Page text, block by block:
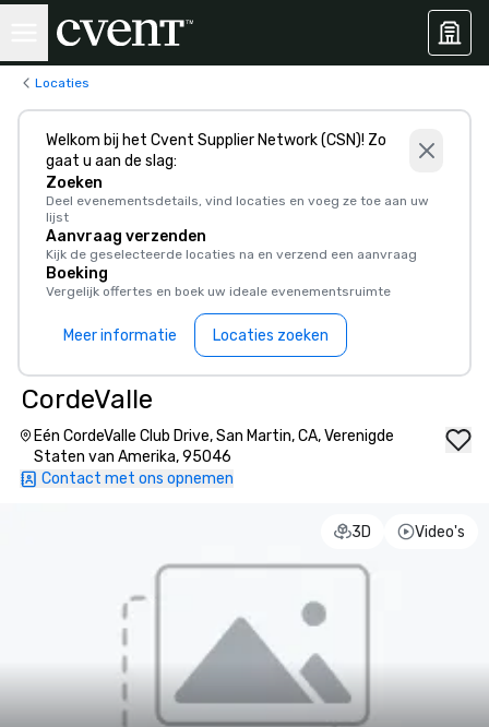
Locaties
Welkom bij het Cvent Supplier Network (CSN)! Zo
gaat u aan de slag:
Zoeken
Deel evenementsdetails, vind locaties en voeg ze toe aan uw
lijst
Aanvraag verzenden
Kijk de geselecteerde locaties na en verzend een aanvraag
Boeking
Vergelijk offertes en boek uw ideale evenementsruimte
Meer informatie Locaties zoeken
CordeValle
Eén CordeValle Club Drive, San Martin, CA, Verenigde
Staten van Amerika, 95046
Contact met ons opnemen
3D Video's